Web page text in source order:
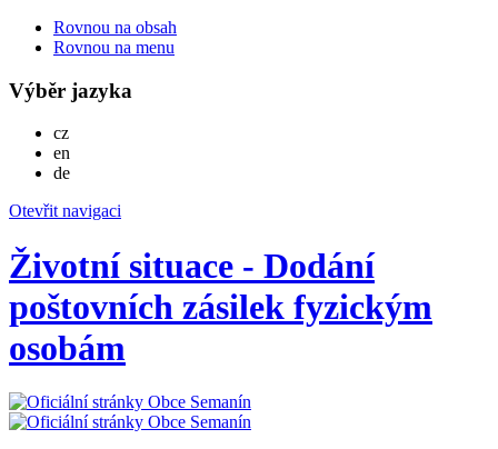
Rovnou na obsah
Rovnou na menu
Výběr jazyka
czČesky
en
deDeutsch
Otevřit navigaci
Životní situace - Dodání
poštovních zásilek fyzickým
osobám